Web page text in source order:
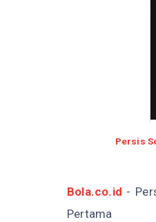
Persis
Bola.co.id -
Pertama